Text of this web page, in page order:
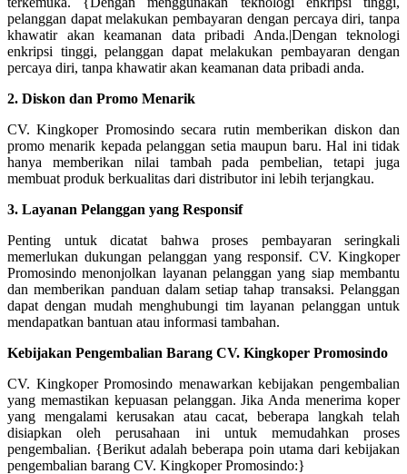
pelanggan dapat melakukan pembayaran dengan percaya diri, tanpa
khawatir akan keamanan data pribadi Anda.|Dengan teknologi
enkripsi tinggi, pelanggan dapat melakukan pembayaran dengan
percaya diri, tanpa khawatir akan keamanan data pribadi anda.
2. Diskon dan Promo Menarik
CV. Kingkoper Promosindo secara rutin memberikan diskon dan
promo menarik kepada pelanggan setia maupun baru. Hal ini tidak
hanya memberikan nilai tambah pada pembelian, tetapi juga
membuat produk berkualitas dari distributor ini lebih terjangkau.
3. Layanan Pelanggan yang Responsif
Penting untuk dicatat bahwa proses pembayaran seringkali
memerlukan dukungan pelanggan yang responsif. CV. Kingkoper
Promosindo menonjolkan layanan pelanggan yang siap membantu
dan memberikan panduan dalam setiap tahap transaksi. Pelanggan
dapat dengan mudah menghubungi tim layanan pelanggan untuk
mendapatkan bantuan atau informasi tambahan.
Kebijakan Pengembalian Barang CV. Kingkoper Promosindo
CV. Kingkoper Promosindo menawarkan kebijakan pengembalian
yang memastikan kepuasan pelanggan. Jika Anda menerima koper
yang mengalami kerusakan atau cacat, beberapa langkah telah
disiapkan oleh perusahaan ini untuk memudahkan proses
pengembalian. {Berikut adalah beberapa poin utama dari kebijakan
pengembalian barang CV. Kingkoper Promosindo:}